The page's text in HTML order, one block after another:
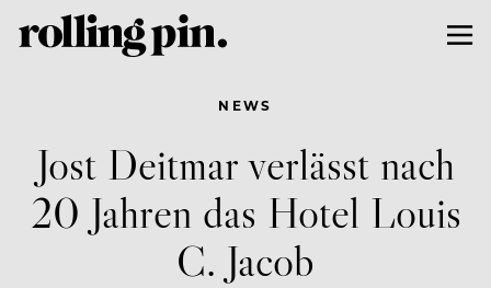
NEWS
Jost Deitmar verlässt nach
20 Jahren das Hotel Louis
C. Jacob